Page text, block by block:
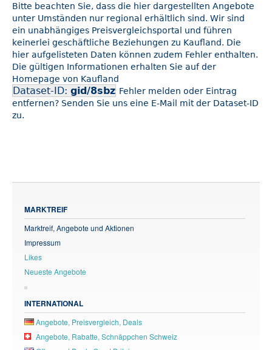
Bitte beachten Sie, dass die hier dargestellten Angebote
unter Umständen nur regional erhältlich sind. Wir sind
ein unabhängiges Preisvergleichsportal und führen
keinerlei geschäftliche Beziehungen zu Kaufland. Die
hier aufgelisteten Daten können zudem Fehler enthalten.
Die gültigen Informationen erhalten Sie auf der
Homepage von Kaufland
Dataset-ID: gid/8sbz Fehler melden oder Eintrag
entfernen? Senden Sie uns eine E-Mail mit der Dataset-ID
zu.
MARKTREIF
Marktreif, Angebote und Aktionen
Impressum
Likes
Neueste Angebote
INTERNATIONAL
Angebote, Preisvergleich, Deals
Angebote, Rabatte, Schnäppchen Schweiz